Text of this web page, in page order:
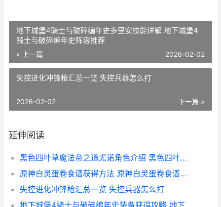
地下城堡4骑士与破碎编年史多里安技能详解 地下城堡4
骑士与破碎编年史阵容推荐
« 上一篇 2026-02-02
失控进化冲锋枪汇总一览 失控兵器怎么打
下一篇 »
2026-02-02
延伸阅读
黑色四叶草魔法帝之道尤诺角色介绍 黑色四叶草魔法帝之剑
原神白灵蛋卷食谱获得方法 原神白灵蛋卷食谱如何获得
失控进化冲锋枪汇总一览 失控兵器怎么打